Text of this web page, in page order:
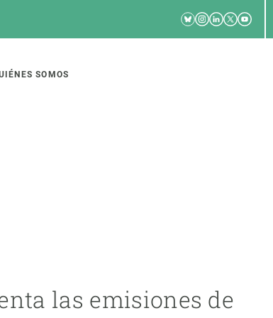
RRSS
Bluesky
Instagram
Linkedin
TwitterYoutube
SOMOS
las emisiones de
de ecosistemas Política y gestión